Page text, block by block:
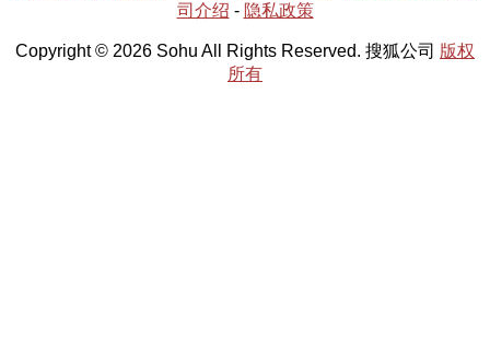
司介绍 - 隐私政策
Copyright © 2026 Sohu All Rights Reserved. 搜狐公司 版权
所有